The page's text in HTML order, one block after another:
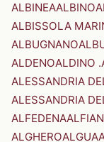
ALBINEAALBINO
ALBISSOLA
ALBUGNANO
ALDENOALDINO
ALESSANDRIA
ALESSANDRIA
ALFEDENA
ALGHEROALGUA